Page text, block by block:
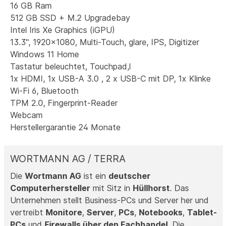
16 GB Ram
512 GB SSD + M.2 Upgradebay
Intel Iris Xe Graphics (iGPU)
13.3", 1920x1080, Multi-Touch, glare, IPS, Digitizer
Windows 11 Home
Tastatur beleuchtet, Touchpad,l
1x HDMI, 1x USB-A 3.0 , 2 x USB-C mit DP, 1x Klinke
Wi-Fi 6, Bluetooth
TPM 2.0, Fingerprint-Reader
Webcam
Herstellergarantie 24 Monate
WORTMANN AG / TERRA
Die Wortmann AG ist ein deutscher
Computerhersteller mit Sitz in Hüllhorst. Das
Unternehmen stellt Business-PCs und Server her und
vertreibt Monitore, Server, PCs, Notebooks, Tablet-